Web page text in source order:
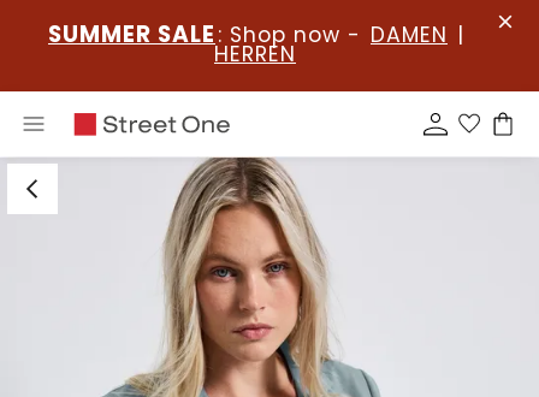
SUMMER SALE : Shop now - DAMEN |
HERREN